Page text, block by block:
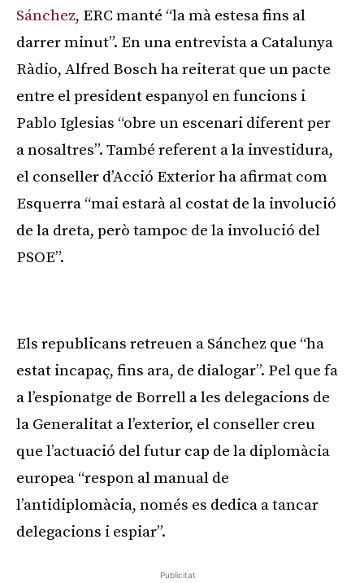
Sánchez, ERC manté “la mà estesa fins al
darrer minut”. En una entrevista a Catalunya
Ràdio, Alfred Bosch ha reiterat que un pacte
entre el president espanyol en funcions i
Pablo Iglesias “obre un escenari diferent per
a nosaltres”. També referent a la investidura,
el conseller d’Acció Exterior ha afirmat com
Esquerra “mai estarà al costat de la involució
de la dreta, però tampoc de la involució del
PSOE”.
Els republicans retreuen a Sánchez que “ha
estat incapaç, fins ara, de dialogar”. Pel que fa
a l’espionatge de Borrell a les delegacions de
la Generalitat a l’exterior, el conseller creu
que l’actuació del futur cap de la diplomàcia
europea “respon al manual de
l’antidiplomàcia, només es dedica a tancar
delegacions i espiar”.
Publicitat